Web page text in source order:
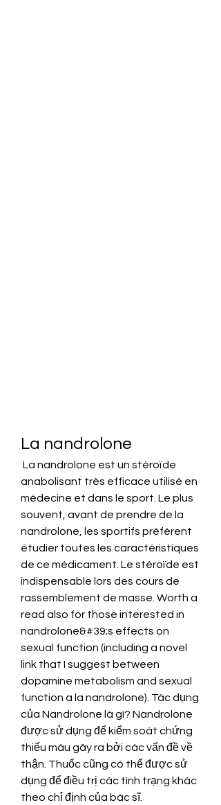
La nandrolone
anabolisant très efficace utilisé en
médecine et dans le sport. Le plus
souvent, avant de prendre de la
nandrolone, les sportifs préfèrent
étudier toutes les caractéristiques
de ce médicament. Le stéroïde est
indispensable lors des cours de
rassemblement de masse. Worth a
read also for those interested in
nandrolone&#39;s effects on
sexual function (including a novel
link that I suggest between
dopamine metabolism and sexual
function a la nandrolone). Tác dụng
của Nandrolone là gì? Nandrolone
được sử dụng để kiểm soát chứng
thiếu máu gây ra bởi các vấn đề về
thận. Thuốc cũng có thể được sử
dụng để điều trị các tình trạng khác
theo chỉ định của bác sĩ.